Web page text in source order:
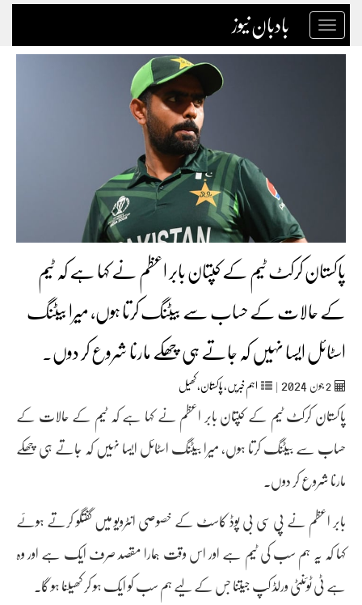
Toggle
navigationبادبان نیوز
پاکستان کرکٹ ٹیم کے کپتان بابر اعظم نے کہا ہے کہ ٹیم
کے حالات کے حساب سے بیٹنگ کرتا ہوں، میرا بیٹنگ
اسٹائل ایسا نہیں کہ جاتے ہی چھکے مارنا شروع کر دوں۔
2جون‬‮ | اہم خبریں,پاکستان,کھیل
پاکستان کرکٹ ٹیم کے کپتان بابر اعظم نے کہا ہے کہ ٹیم کے حالات کے
حساب سے بیٹنگ کرتا ہوں، میرا بیٹنگ اسٹائل ایسا نہیں کہ جاتے ہی چھکے
مارنا شروع کر دوں۔
بابر اعظم نے پی سی بی پوڈ کاسٹ کے خصوصی انٹرویو میں گفتگو کرتے ہوئے
کہا کہ یہ ہم سب کی ٹیم ہے اور اس وقت ہمارا مقصد صرف ایک ہے اور وہ
ہے ٹی ٹوئنٹی ورلڈ کپ جیتنا جس کے لیے ہم سب کو ایک ہو کر کھیلنا ہو گا۔